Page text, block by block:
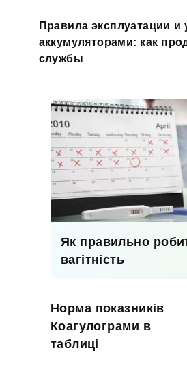
Правила эксплуатации и
аккумуляторами: как
службы
Як правильно
вагітність
Норма показників
Коагулограми в
таблиці